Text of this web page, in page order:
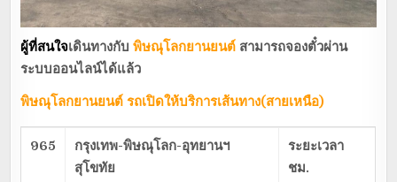
ผู้ที่สนใจเดินทางกับพิษณุโลกยานยนต์ สามารถจองตั๋วผ่าน
ระบบออนไลน์ได้แล้ว
พิษณุโลกยานยนต์ รถเปิดให้บริการเส้นทาง(สายเหนือ)
965
กรุงเทพ-พิษณุโลก-อุทยานฯ
สุโขทัย
ระยะเวลา
ชม.